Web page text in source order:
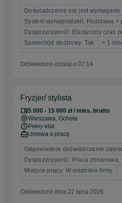
Doświadczenie nie jest wymagane
System wynagrodzeń: Podstawa +
Dyspozycyjność: Elastyczny czas
Samochód służbowy: Tak
+ 1
Odświeżono dzisiaj o 07:14
Fryzjer/ stylista
5 000 - 15 000 zł / mies. brutto
Warszawa, Ochota
Pełny etat
Umowa o pracę
Odpowiednie doświadczenie
Dyspozycyjność: Praca
Miejsce pracy: W siedzibie firmy
Odświeżono dnia 22 lipca 2026